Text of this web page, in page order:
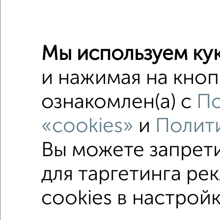
3-к
Поиск по
не
в
Однокомнатные Двухкомнатные
Мы используем
и нажимая на
ознакомлен(а) с
«cookies» и
Вы можете
для таргетинга
cookies в